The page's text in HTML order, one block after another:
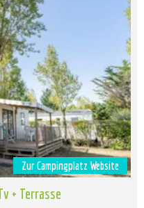
Zur Campingplatz Website
+ Terrasse